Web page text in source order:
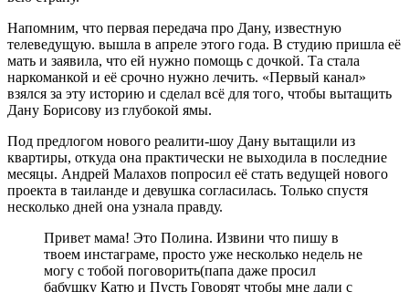
Напомним, что первая передача про Дану, известную
телеведущую. вышла в апреле этого года. В студию пришла её
мать и заявила, что ей нужно помощь с дочкой. Та стала
наркоманкой и её срочно нужно лечить. «Первый канал»
взялся за эту историю и сделал всё для того, чтобы вытащить
Дану Борисову из глубокой ямы.
Под предлогом нового реалити-шоу Дану вытащили из
квартиры, откуда она практически не выходила в последние
месяцы. Андрей Малахов попросил её стать ведущей нового
проекта в таиланде и девушка согласилась. Только спустя
несколько дней она узнала правду.
Привет мама! Это Полина. Извини что пишу в
твоем инстаграме, просто уже несколько недель не
могу с тобой поговорить(папа даже просил
бабушку Катю и Пусть Говорят чтобы мне дали с